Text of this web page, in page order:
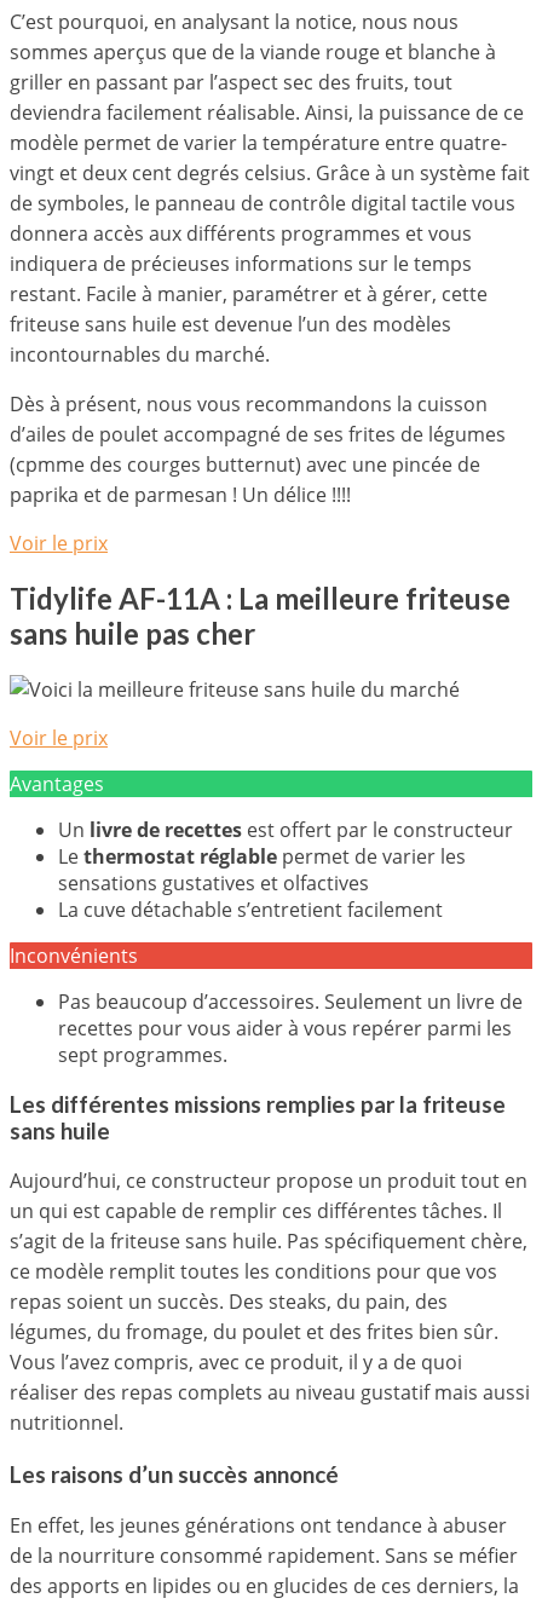
C’est pourquoi, en analysant la notice, nous nous
sommes aperçus que de la viande rouge et blanche à
griller en passant par l’aspect sec des fruits, tout
deviendra facilement réalisable. Ainsi, la puissance de ce
modèle permet de varier la température entre quatre-
vingt et deux cent degrés celsius. Grâce à un système fait
de symboles, le panneau de contrôle digital tactile vous
donnera accès aux différents programmes et vous
indiquera de précieuses informations sur le temps
restant. Facile à manier, paramétrer et à gérer, cette
friteuse sans huile est devenue l’un des modèles
incontournables du marché.
Dès à présent, nous vous recommandons la cuisson
d’ailes de poulet accompagné de ses frites de légumes
(cpmme des courges butternut) avec une pincée de
paprika et de parmesan ! Un délice !!!!
Voir le prix
Tidylife AF-11A : La meilleure friteuse
sans huile pas cher
Voir le prix
Avantages
Un livre de recettes est offert par le constructeur
Lethermostat réglable permet de varier les
sensations gustatives et olfactives
La cuve détachable s’entretient facilement
Inconvénients
Pas beaucoup d’accessoires. Seulement un livre de
recettes pour vous aider à vous repérer parmi les
sept programmes.
Les différentes missions remplies par la friteuse
sans huile
Aujourd’hui, ce constructeur propose un produit tout en
un qui est capable de remplir ces différentes tâches. Il
s’agit de la friteuse sans huile. Pas spécifiquement chère,
ce modèle remplit toutes les conditions pour que vos
repas soient un succès. Des steaks, du pain, des
légumes, du fromage, du poulet et des frites bien sûr.
Vous l’avez compris, avec ce produit, il y a de quoi
réaliser des repas complets au niveau gustatif mais aussi
nutritionnel.
Les raisons d’un succès annoncé
En effet, les jeunes générations ont tendance à abuser
de la nourriture consommé rapidement. Sans se méfier
des apports en lipides ou en glucides de ces derniers, la